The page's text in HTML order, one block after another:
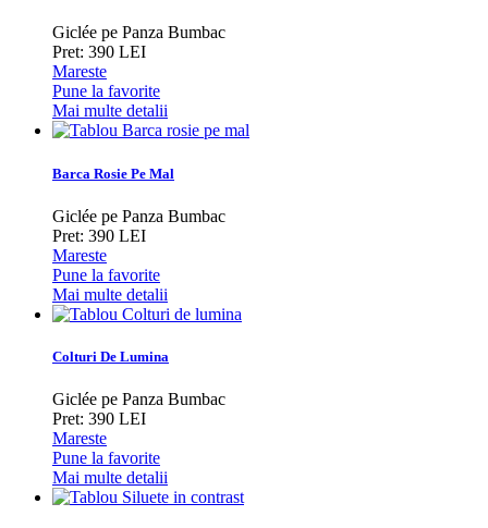
Giclée pe Panza Bumbac
Pret: 390 LEI
Mareste
Pune la favorite
Mai multe detalii
Barca Rosie Pe Mal
Giclée pe Panza Bumbac
Pret: 390 LEI
Mareste
Pune la favorite
Mai multe detalii
Colturi De Lumina
Giclée pe Panza Bumbac
Pret: 390 LEI
Mareste
Pune la favorite
Mai multe detalii